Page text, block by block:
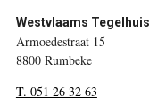
Westvlaams Tegelhuis
Armoedestraat 15
8800 Rumbeke
T. 051 26 32 63